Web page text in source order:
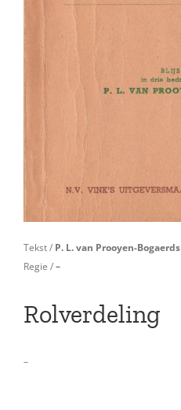
Tekst / P. L. van Prooyen-Bogaerds
Regie /–
Rolverdeling
–